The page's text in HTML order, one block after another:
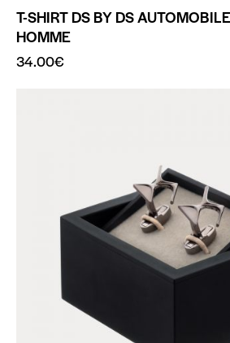
T-SHIRT DS BY DS
HOMME
34.00€